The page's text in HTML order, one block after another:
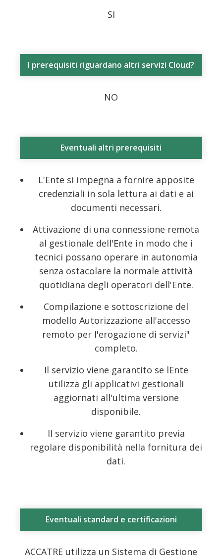
SI
I prerequisiti riguardano altri servizi Cloud?
NO
Eventuali altri prerequisiti
L'Ente si impegna a fornire apposite
credenziali in sola lettura ai dati e ai
documenti necessari.
Attivazione di una connessione remota
al gestionale dell'Ente in modo che i
tecnici possano operare in autonomia
senza ostacolare la normale attività
quotidiana degli operatori dell'Ente.
Compilazione e sottoscrizione del
modello Autorizzazione all'accesso
remoto per l'erogazione di servizi"
completo.
Il servizio viene garantito se lEnte
utilizza gli applicativi gestionali
aggiornati all'ultima versione
disponibile.
Il servizio viene garantito previa
regolare disponibilità nella fornitura dei
dati.
Eventuali standard e certificazioni
ACCATRE utilizza un Sistema di Gestione